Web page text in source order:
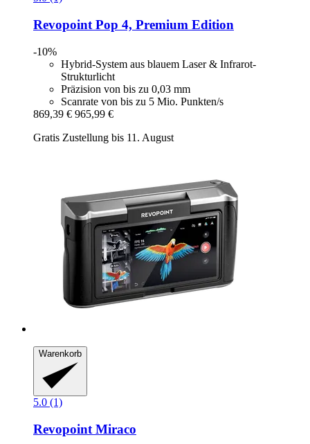
Revopoint Pop 4, Premium Edition
-10%
Hybrid-System aus blauem Laser & Infrarot-
Strukturlicht
Präzision von bis zu 0,03 mm
Scanrate von bis zu 5 Mio. Punkten/s
869,39 € 965,99 €
Gratis Zustellung bis 11. August
Warenkorb
5.0 (1)
Revopoint Miraco